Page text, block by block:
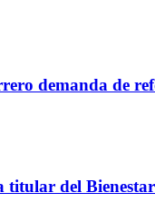
demanda de
titular del